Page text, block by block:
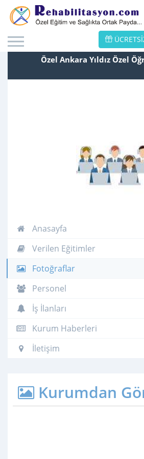
Özel Ankara Yıldız Özel
Anasayfa
Verilen Eğitimler
Fotoğraflar
Personel
İş İlanları
Kurum Haberleri
İletişim
Kurumdan